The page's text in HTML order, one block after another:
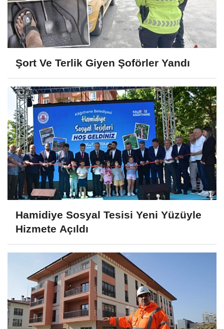
Şort Ve Terlik Giyen Şoförler Yandı
Hamidiye Sosyal Tesisi Yeni Yüzüyle
Hizmete Açıldı